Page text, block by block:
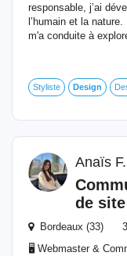
responsable, j’ai
l’humain et la
m'a conduite à
Styliste Design
Anaïs F.
de
Bordeaux (33)
🖥 Webmaster &